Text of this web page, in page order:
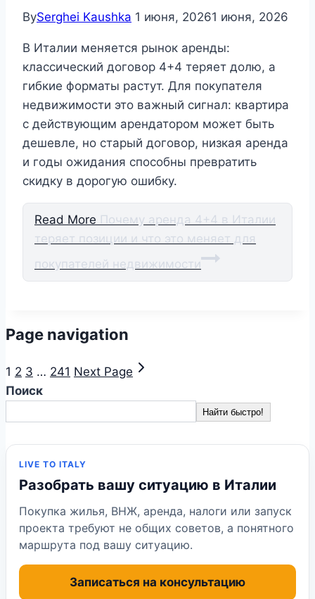
BySerghei Kaushka 1 июня, 20261 июня, 2026
В Италии меняется рынок аренды:
классический договор 4+4 теряет долю, а
гибкие форматы растут. Для покупателя
недвижимости это важный сигнал: квартира
с действующим арендатором может быть
дешевле, но старый договор, низкая аренда
и годы ожидания способны превратить
скидку в дорогую ошибку.
Read More Почему аренда 4+4 в Италии
теряет позиции и что это меняет для
покупателей недвижимости
Page navigation
1 2 3 … 241 Next Page
Поиск
Найти быстро!
LIVE TO ITALY
Разобрать вашу ситуацию в Италии
Покупка жилья, ВНЖ, аренда, налоги или запуск
проекта требуют не общих советов, а понятного
маршрута под вашу ситуацию.
Записаться на консультацию